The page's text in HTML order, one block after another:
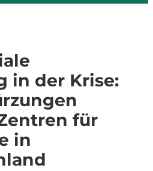
in der Krise:
für
in